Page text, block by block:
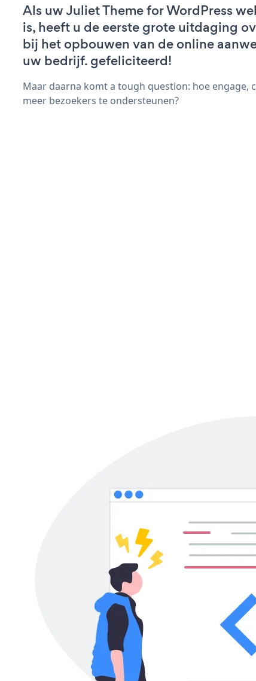
Als uw Juliet Theme for WordPress
is, heeft u de eerste grote uitdaging
bij het opbouwen van de online
uw bedrijf. gefeliciteerd!
Maar daarna komt a tough question: hoe engage,
meer bezoekers te ondersteunen?